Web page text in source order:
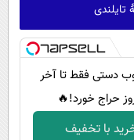
تایلندی
دستی فقط تا آخر
حراج خورد!🔥
با تخفیف